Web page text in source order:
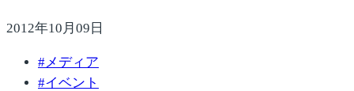
2012年10月09日
#メディア
#イベント